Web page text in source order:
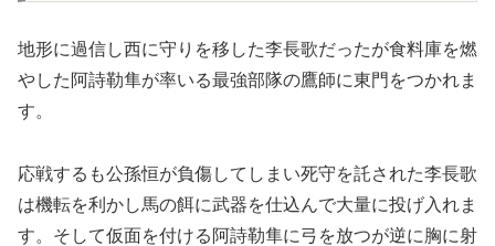
地形に過信し西に守りを移した李長歌だったが食料庫を燃
やした阿詩勒隼が率いる最強部隊の鷹師に東門をつかれま
す。
応戦するも公孫恒が負傷してしまい死守を託された李長歌
は機転を利かし馬の餌に武器を仕込んで大量に投げ入れま
す。そして仮面を付ける阿詩勒隼に弓を放つが逆に胸に射